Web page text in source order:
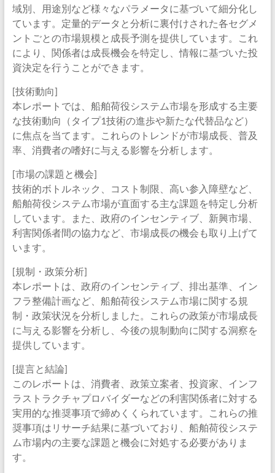
域別、用途別など様々なパラメータに基づいて細分化し
ています。定量的データと分析に裏付けされた各セグメ
ントごとの市場規模と成長予測を提供しています。これ
により、関係者は成長機会を特定し、情報に基づいた投
資決定を行うことができます。
[技術動向]
本レポートでは、船舶荷役システム市場を形成する主要
な技術動向（タイプ1技術の進歩や新たな代替品など）
に焦点を当てます。これらのトレンドが市場成長、普及
率、消費者の嗜好に与える影響を分析します。
[市場の課題と機会]
技術的ボトルネック、コスト制限、高い参入障壁など、
船舶荷役システム市場が直面する主な課題を特定し分析
しています。また、政府のインセンティブ、新興市場、
利害関係者間の協力など、市場成長の機会も取り上げて
います。
[規制・政策分析]
本レポートは、政府のインセンティブ、排出基準、イン
フラ整備計画など、船舶荷役システム市場に関する規
制・政策状況を分析しました。これらの政策が市場成長
に与える影響を分析し、今後の規制動向に関する洞察を
提供しています。
[提言と結論]
このレポートは、消費者、政策立案者、投資家、インフ
ラストラクチャプロバイダーなどの利害関係者に対する
実用的な推奨事項で締めくくられています。これらの推
奨事項はリサーチ結果に基づいており、船舶荷役システ
ム市場内の主要な課題と機会に対処する必要がありま
す。